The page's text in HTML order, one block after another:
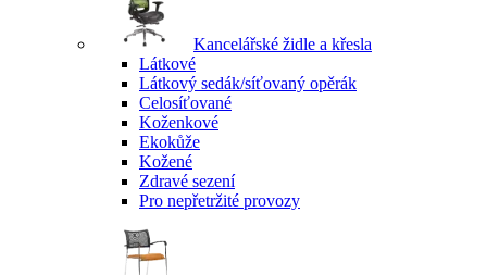
Kancelářské židle a křesla
Látkové
Látkový sedák/síťovaný opěrák
Celosíťované
Koženkové
Ekokůže
Kožené
Zdravé sezení
Pro nepřetržité provozy